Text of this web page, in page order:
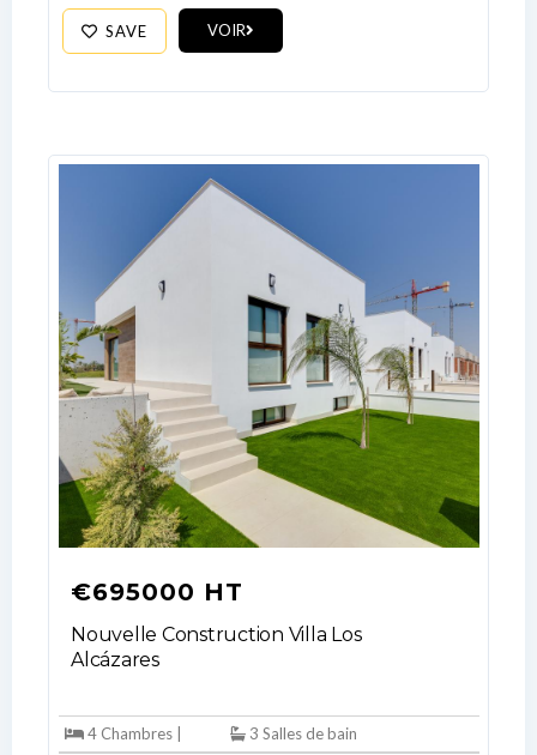
SAVE VOIR
€695000 HT
Nouvelle Construction Villa Los
Alcázares
4 Chambres |
3 Salles de bain
Log In
Username